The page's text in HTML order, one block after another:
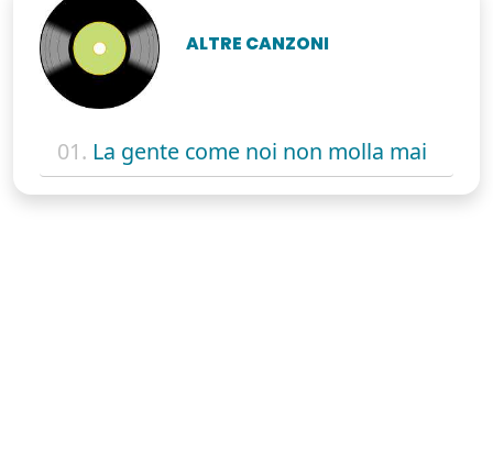
ALTRE CANZONI
01. La gente come noi non molla mai